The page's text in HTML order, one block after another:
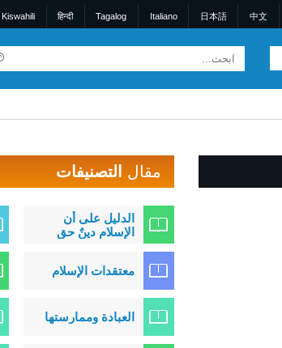
中文
日本語
Italiano
Tagalog
हिन्दी
Kiswahili
مقال التصنيفات
الدليل على أن
الإسلام دينٌ حق
معتقدات الإسلام
العبادة وممارستها